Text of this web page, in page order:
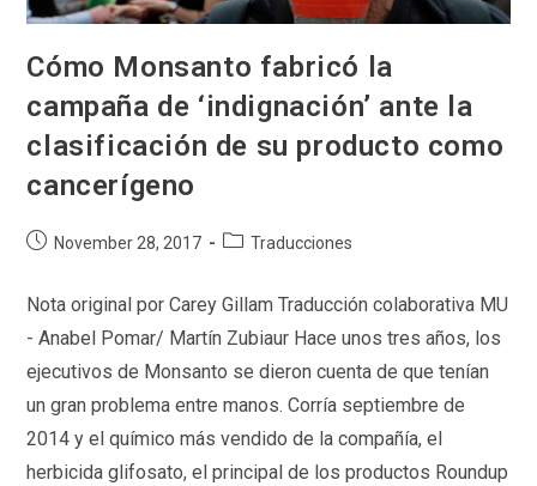
Cómo Monsanto fabricó la
campaña de ‘indignación’ ante la
clasificación de su producto como
cancerígeno
PostNovember 28, 2017
PostTraducciones
Nota original por Carey Gillam Traducción colaborativa MU
- Anabel Pomar/ Martín Zubiaur Hace unos tres años, los
ejecutivos de Monsanto se dieron cuenta de que tenían
un gran problema entre manos. Corría septiembre de
2014 y el químico más vendido de la compañía, el
herbicida glifosato, el principal de los productos Roundup